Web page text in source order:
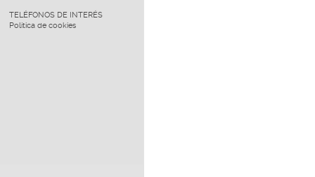
TELÉFONOS DE INTERÉS
Política de cookies